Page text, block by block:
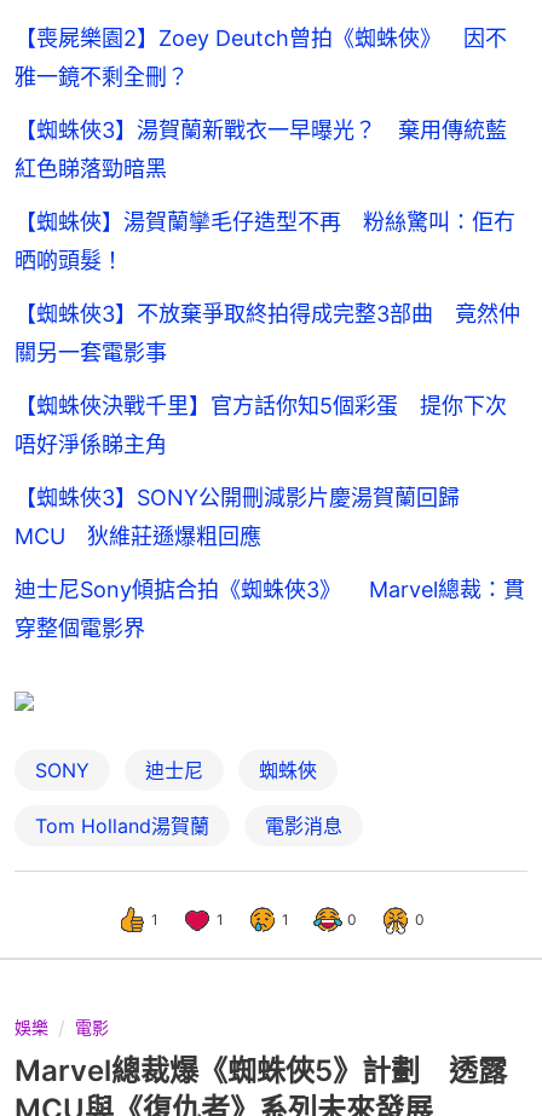
【喪屍樂園2】Zoey Deutch曾拍《蜘蛛俠》 因不
雅一鏡不剩全刪？
【蜘蛛俠3】湯賀蘭新戰衣一早曝光？ 棄用傳統藍
紅色睇落勁暗黑
【蜘蛛俠】湯賀蘭攣毛仔造型不再 粉絲驚叫：佢冇
晒啲頭髮！
【蜘蛛俠3】不放棄爭取終拍得成完整3部曲 竟然仲
關另一套電影事
【蜘蛛俠決戰千里】官方話你知5個彩蛋 提你下次
唔好淨係睇主角
【蜘蛛俠3】SONY公開刪減影片慶湯賀蘭回歸
MCU 狄維莊遜爆粗回應
迪士尼Sony傾掂合拍《蜘蛛俠3》 Marvel總裁：貫
穿整個電影界
SONY 迪士尼 蜘蛛俠
Tom Holland湯賀蘭 電影消息
1 1 1 0 0
娛樂 電影
Marvel總裁爆《蜘蛛俠5》計劃 透露
MCU與《復仇者》系列未來發展